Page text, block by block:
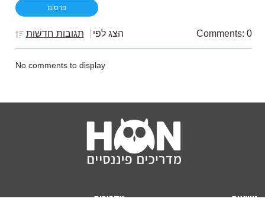
Comments: 0 הצג לפי תגובות חדשות
No comments to display
נושאים
מדריכים